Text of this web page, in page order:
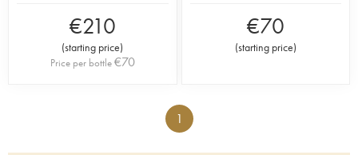
€210
(starting price)
Price per bottle€70
€70
(starting price)
1